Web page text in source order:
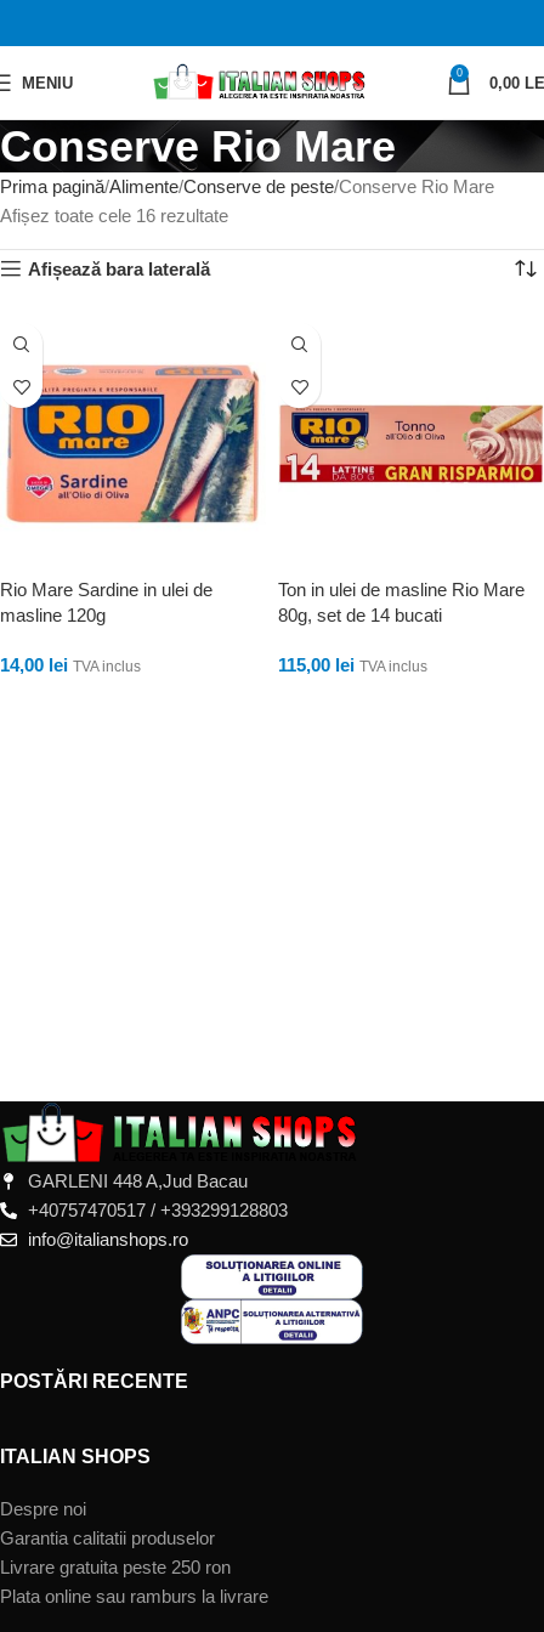
MENIU
0
0,00
Conserve Rio Mare
Prima pagină Alimente Conserve de peste Conserve Rio Mare
Afișez toate cele 16 rezultate
Afișează bara laterală
Rio Mare Sardine in ulei de
masline 120g
14,00 lei TVA inclus
Ton in ulei de masline Rio Mare
80g, set de 14 bucati
115,00 lei TVA inclus
GARLENI 448 A,Jud Bacau
+40757470517 / +393299128803
info@italianshops.ro
POSTĂRI RECENTE
ITALIAN SHOPS
Despre noi
Garantia calitatii produselor
Livrare gratuita peste 250 ron
Plata online sau ramburs la livrare